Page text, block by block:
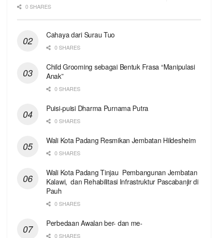
0 SHARES
Cahaya dari Surau Tuo
0 SHARES
Child Grooming sebagai Bentuk Frasa “Manipulasi
Anak”
0 SHARES
Puisi-puisi Dharma Purnama Putra
0 SHARES
Wali Kota Padang Resmikan Jembatan Hildesheim
0 SHARES
Wali Kota Padang Tinjau Pembangunan Jembatan
Kalawi, dan Rehabilitasi Infrastruktur Pascabanjir di
Pauh
0 SHARES
Perbedaan Awalan ber- dan me-
0 SHARES